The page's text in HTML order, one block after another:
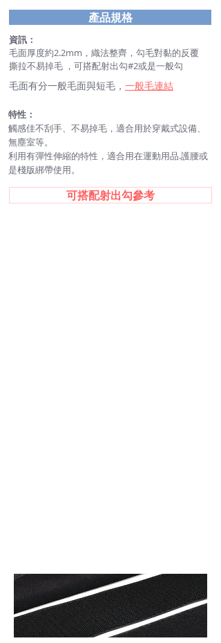
產品規格
資訊：
毛面厚度約2.2mm， 織法整齊，勾毛對黏的反覆
撕拉不易掉毛 ， 可搭配射出勾#2或是一般勾
毛面有分一般毛面與短毛， 一般毛連結
特性：
觸感佳不刮手、不易掉毛，適合用於穿戴式設備、
無塵室等。
利用有彈性伸縮的特性，適合用在運動用品.護腰或
是棧版綁帶使用。
可搭配射出勾參考